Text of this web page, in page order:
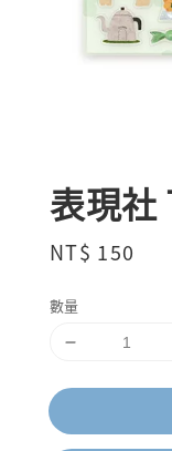
表現社
Regular
NT$ 150
數量